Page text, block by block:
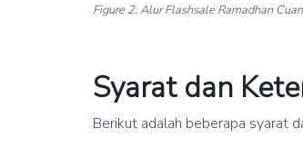
Figure 2. Alur Flashsale Ramadhan
Syarat dan
Berikut adalah beberapa syarat